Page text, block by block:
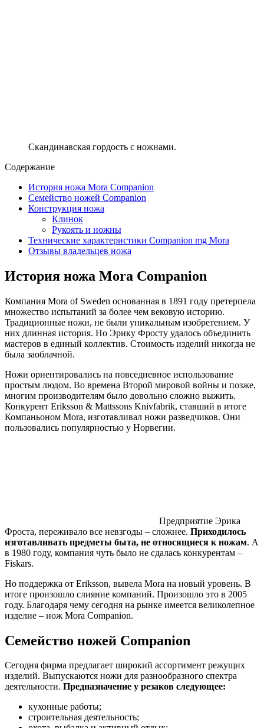
Скандинавская гордость с ножнами.
Содержание
История ножа Mora Companion
Семейство ножей Companion
Конструкция ножа
Клинок
Рукоять и ножны
Технические характеристики Companion mg Mora
Отзывы владельцев ножа
История ножа Mora Companion
Компания Mora of Sweden основанная в 1891 году претерпела
множество испытаний за более чем вековую историю.
Традиционные ножи, не были уникальным изобретением. У
них длинная история. Но Эрику Фросту удалось объединить
мастеров в единый коллектив. Стоимость изделий никогда не
была заоблачной.
Ножи ориентировались на повседневное использование
простым людом. Во времена Второй мировой войны и позже,
многим производителям было довольно сложно выжить.
Конкурент Eriksson & Mattssons Knivfabrik, ставший в итоге
Компаньоном Mora, изготавливал ножи разведчиков. Они
пользовались популярностью у Норвегии.
Предприятие Эрика
Фроста, переживало все невзгоды – сложнее. Приходилось
изготавливать предметы быта, не относящиеся к ножам. А
в 1980 году, компания чуть было не сдалась конкурентам –
Fiskars.
Но поддержка от Eriksson, вывела Mora на новый уровень. В
итоге произошло слияние компаний. Произошло это в 2005
году. Благодаря чему сегодня на рынке имеется великолепное
изделие – нож Mora Companion.
Семейство ножей Companion
Сегодня фирма предлагает широкий ассортимент режущих
изделий. Выпускаются ножи для разнообразного спектра
деятельности. Предназначение у резаков следующее:
кухонные работы;
строительная деятельность;